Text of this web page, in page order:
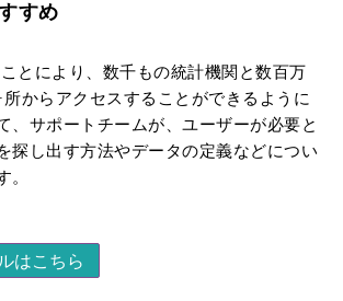
すめ
とにより、数千もの統計機関と数百万
からアクセスすることができるように
、サポートチームが、ユーザーが必要と
探し出す方法やデータの定義などについ
。
はこちら